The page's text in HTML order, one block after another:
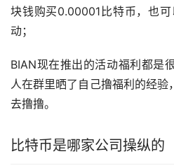
块钱购买0.00001比特币，也
动；
BIAN现在推出的活动福利 都是
人在群里晒了自己撸福利的经
去撸撸。
比特币是哪家公司操纵的